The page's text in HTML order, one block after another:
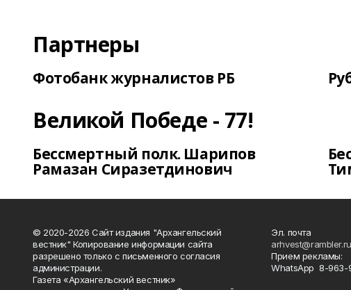
Партнеры
Фотобанк журналистов РБ
Великой Победе - 77!
Бессмертный полк. Шарипов
Рамазан Сиразетдинович
© 2020-2026 Сайт издания "Архангельский
вестник" Копирование информации сайта
разрешено только с письменного согласия
администрации.
Газета «Архангельский вестник»
Эл. почта
arhvest@rambler.ru
Прием рекламы:
WhatsApp 8-963-